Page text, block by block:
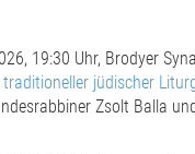
19:30 Uhr, Brodyer
traditioneller jüdischer
Zsolt Balla